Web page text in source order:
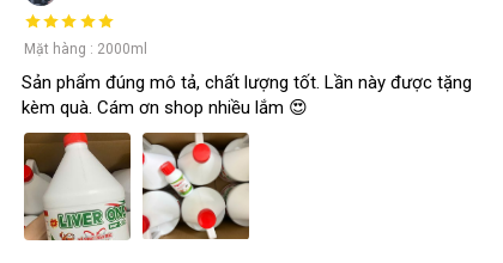
Mặt hàng : 2000ml
Sản phẩm đúng mô tả, chất lượng tốt. Lần này được tặng
kèm quà. Cám ơn shop nhiều lắm 😍